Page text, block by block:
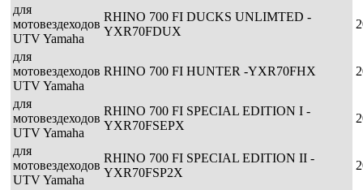
для
мотовездеходов
UTV Yamaha
RHINO 700 FI DUCKS UNLIMTED -
YXR70FDUX
для
мотовездеходов
UTV Yamaha
RHINO 700 FI HUNTER -YXR70FHX
для
мотовездеходов
UTV Yamaha
RHINO 700 FI SPECIAL EDITION I -
YXR70FSEPX
для
мотовездеходов
UTV Yamaha
RHINO 700 FI SPECIAL EDITION II -
YXR70FSP2X